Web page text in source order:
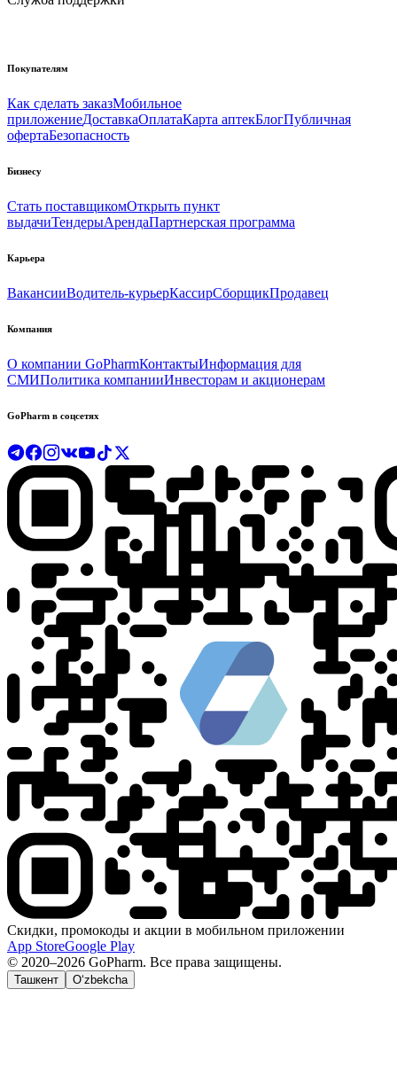
Покупателям
Как сделать заказМобильное
приложениеДоставкаОплатаКарта аптекБлогПубличная
офертаБезопасность
Бизнесу
Стать поставщикомОткрыть пункт
выдачиТендерыАрендаПартнерская программа
Карьера
ВакансииВодитель-курьерКассирСборщикПродавец
Компания
О компании GoPharmКонтактыИнформация для
СМИПолитика компанииИнвесторам и акционерам
GoPharm в соцсетях
Скидки, промокоды и акции в мобильном приложении
App StoreGoogle Play
© 2020–2026 GoPharm. Все права защищены.
Ташкент O‘zbekcha